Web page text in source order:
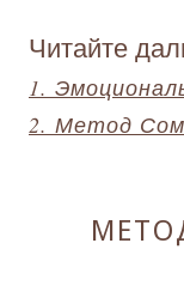
Читайте
1.
2. Метод